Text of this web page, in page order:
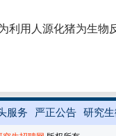
用人源化猪为生物
服务 严正公告 研究